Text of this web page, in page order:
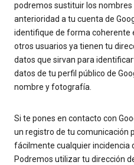
podremos sustituir los nombres
anterioridad a tu cuenta de
identifique de forma coherente
otros usuarios ya tienen tu
datos que sirvan para
datos de tu perfil público de
nombre y fotografía.
Si te pones en contacto con
un registro de tu comunicación
fácilmente cualquier incidencia
Podremos utilizar tu dirección